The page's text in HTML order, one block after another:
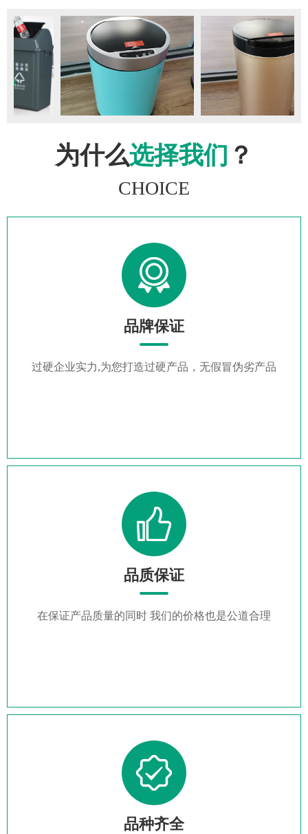
为什么选择我们 ？
CHOICE
品牌保证
过硬企业实力,为您打造过硬产品，无假冒伪劣产品
品质保证
在保证产品质量的同时 我们的价格也是公道合理
品种齐全